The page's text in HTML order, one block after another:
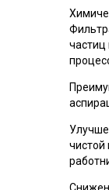
частиц
чистой